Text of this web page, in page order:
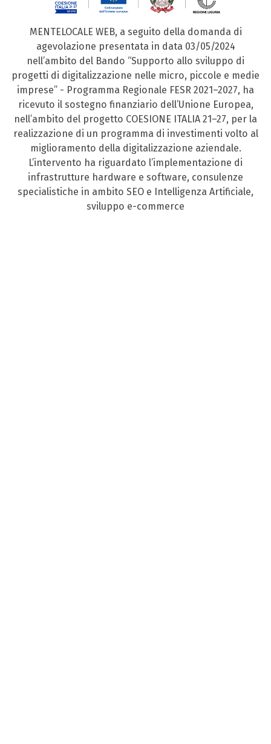
MENTELOCALE WEB, a seguito della domanda di
agevolazione presentata in data 03/05/2024
nell’ambito del Bando “Supporto allo sviluppo di
progetti di digitalizzazione nelle micro, piccole e medie
imprese” - Programma Regionale FESR 2021–2027, ha
ricevuto il sostegno finanziario dell’Unione Europea,
nell’ambito del progetto COESIONE ITALIA 21–27, per la
realizzazione di un programma di investimenti volto al
miglioramento della digitalizzazione aziendale.
L’intervento ha riguardato l’implementazione di
infrastrutture hardware e software, consulenze
specialistiche in ambito SEO e Intelligenza Artificiale,
sviluppo e-commerce